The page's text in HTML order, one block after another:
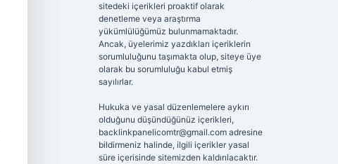
sitedeki içerikleri proaktif olarak
denetleme veya araştırma
yükümlülüğümüz bulunmamaktadır.
Ancak, üyelerimiz yazdıkları içeriklerin
sorumluluğunu taşımakta olup, siteye üye
olarak bu sorumluluğu kabul etmiş
sayılırlar.
Hukuka ve yasal düzenlemelere aykırı
olduğunu düşündüğünüz içerikleri,
backlinkpanelicomtr@gmail.comadresine
bildirmeniz halinde, ilgili içerikler yasal
süre içerisinde sitemizden kaldırılacaktır.